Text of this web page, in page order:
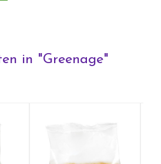
in "Greenage"